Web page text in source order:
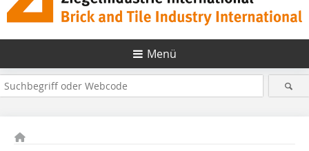
Menü